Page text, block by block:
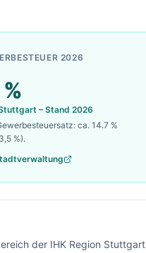
2026
%
– Stand 2026
ca.14.7 %
%).
der IHK Region Stuttgart